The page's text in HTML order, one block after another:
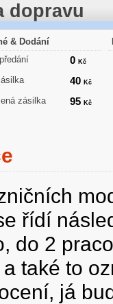
dopravu
& Dodání
0 Kč
40 Kč
zásilka 95 Kč
řídí
do 2
také to
já